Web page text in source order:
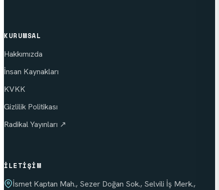
KURUMSAL
Hakkımızda
İnsan Kaynakları
KVKK
Gizlilik Politikası
Radikal Yayınları ↗
İLETIŞIM
İsmet Kaptan Mah., Sezer Doğan Sok., Selvili İş Merk.,